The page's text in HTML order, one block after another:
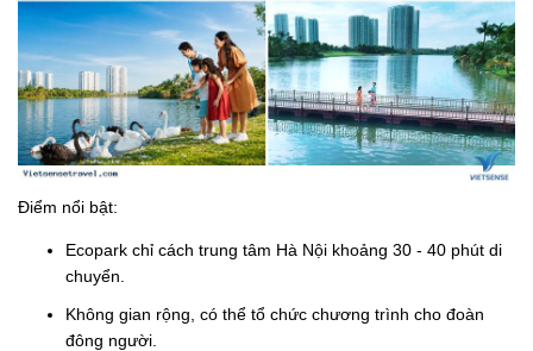
Điểm nổi bật:
Ecopark chỉ cách trung tâm Hà Nội khoảng 30 - 40 phút di
chuyển.
Không gian rộng, có thể tổ chức chương trình cho đoàn
đông người.